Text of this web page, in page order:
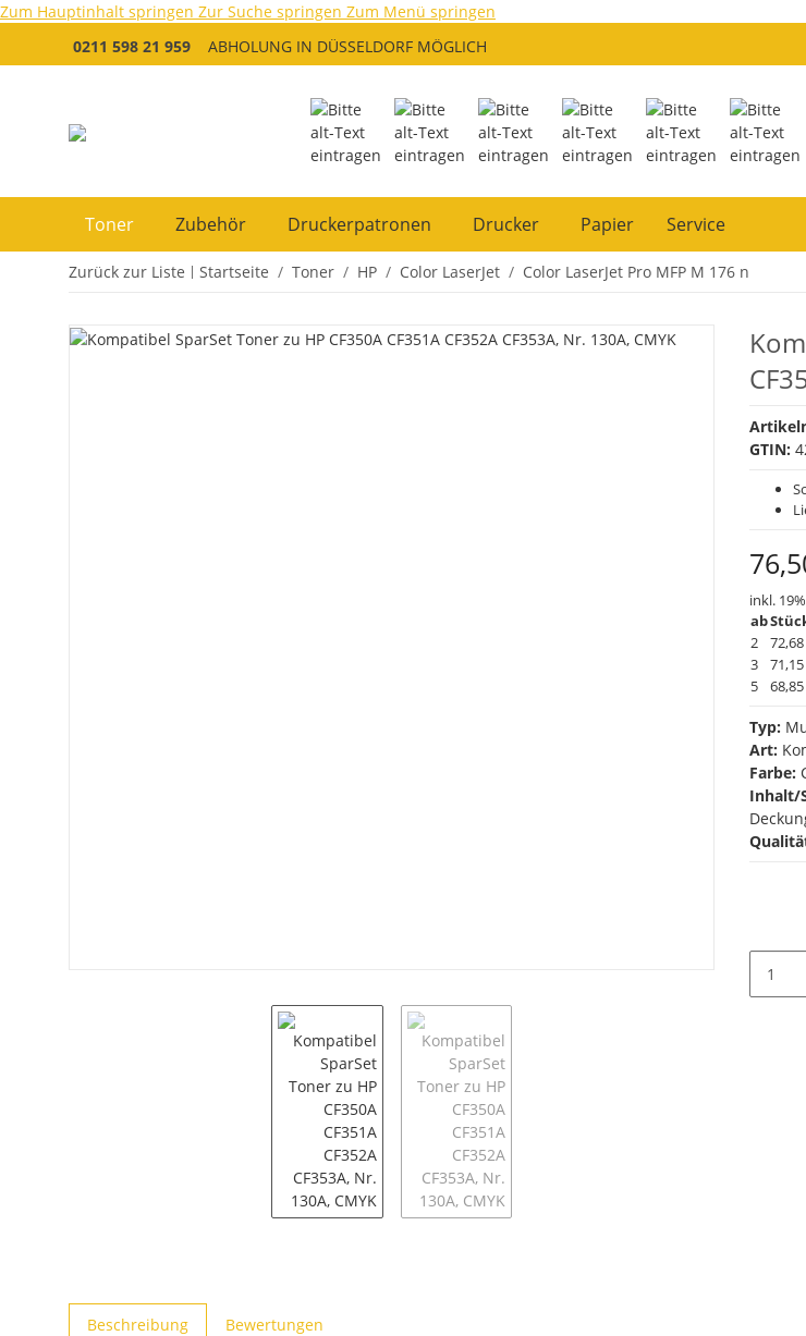
Zum Hauptinhalt springen Zur Suche springen Zum Menü springen
0211 598 21 959
ABHOLUNG IN DÜSSELDORF MÖGLICH
Toner Zubehör Druckerpatronen Drucker Papier Service
Zurück zur Liste Startseite Toner HP Color LaserJet Color LaserJet Pro MFP M 176 n
GTIN:
inkl.
ab
2
3
5
Typ:
Art:
Farbe:
Inhalt/
weitere Registerkarten anzeigen
Beschreibung
Bewertungen